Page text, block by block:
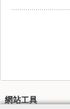
網站工具